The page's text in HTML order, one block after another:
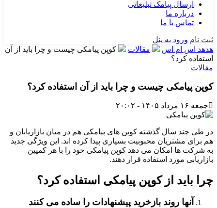
ارسال پیامک تبلیغاتی
درباره ما
تماس با ما
ثبت نام ورود به پنل
هدهد اس ام اس
مقالات
کوپن پیامکی چیست و چرا باید از آن
استفاده کرد؟
مقالات
کوپن پیامکی چیست و چرا باید از آن استفاده کرد؟
جمعه ۱۶ مرداد ۱۴۰۵ - ۲۰:۰۲
در طی چند سال گذشته کوپن های پیامکی هم در میان بازاریابان و
هم برای مشتریان محبوبیت بسیاری پیدا کرده اند. این ویژگی جدید
به شرکت ها امکان می دهد کوپن پیامکی خود را با هر کمپین
بازاریابی مورد استفاده قرار دهند.
چرا باید از کوپن پیامکی استفاده کرد؟
آنها روند بازخرید پیشنهادات را ساده می کنند